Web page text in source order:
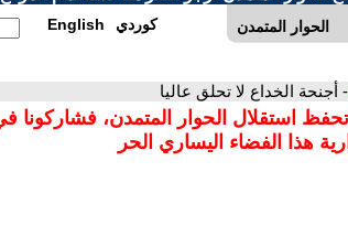
الحوار المتمدن English كوردي
- أجنحة الخداع لا تحلق عاليا
تحفظ استقلال الحوار المتمدن، فشاركونا
هذا الفضاء اليساري الحر